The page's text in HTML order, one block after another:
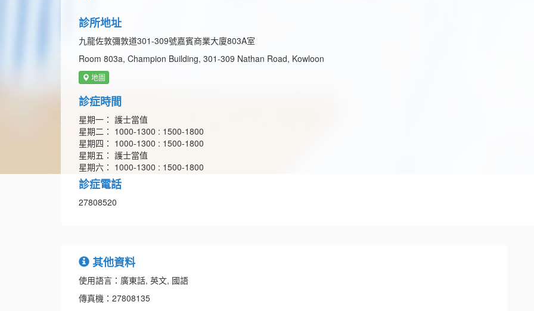
診所地址
九龍佐敦彌敦道301-309號嘉賓商業大廈803A室
Room 803a, Champion Building, 301-309 Nathan Road, Kowloon
地圖
診症時間
星期一： 護士當值
星期二： 1000-1300 : 1500-1800
星期四： 1000-1300 : 1500-1800
星期五： 護士當值
星期六： 1000-1300 : 1500-1800
診症電話
27808520
其他資料
使用語言：廣東話, 英文, 國語
傳真機：27808135